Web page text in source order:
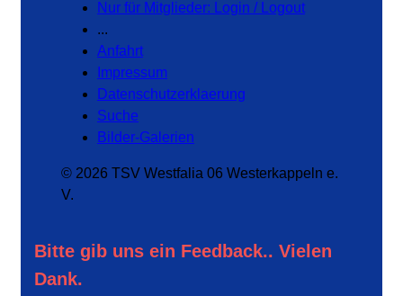
Nur für Mitglieder: Login / Logout
...
Anfahrt
Impressum
Datenschutzerklaerung
Suche
Bilder-Galerien
© 2026 TSV Westfalia 06 Westerkappeln e.
V.
Bitte gib uns ein Feedback.. Vielen
Dank.